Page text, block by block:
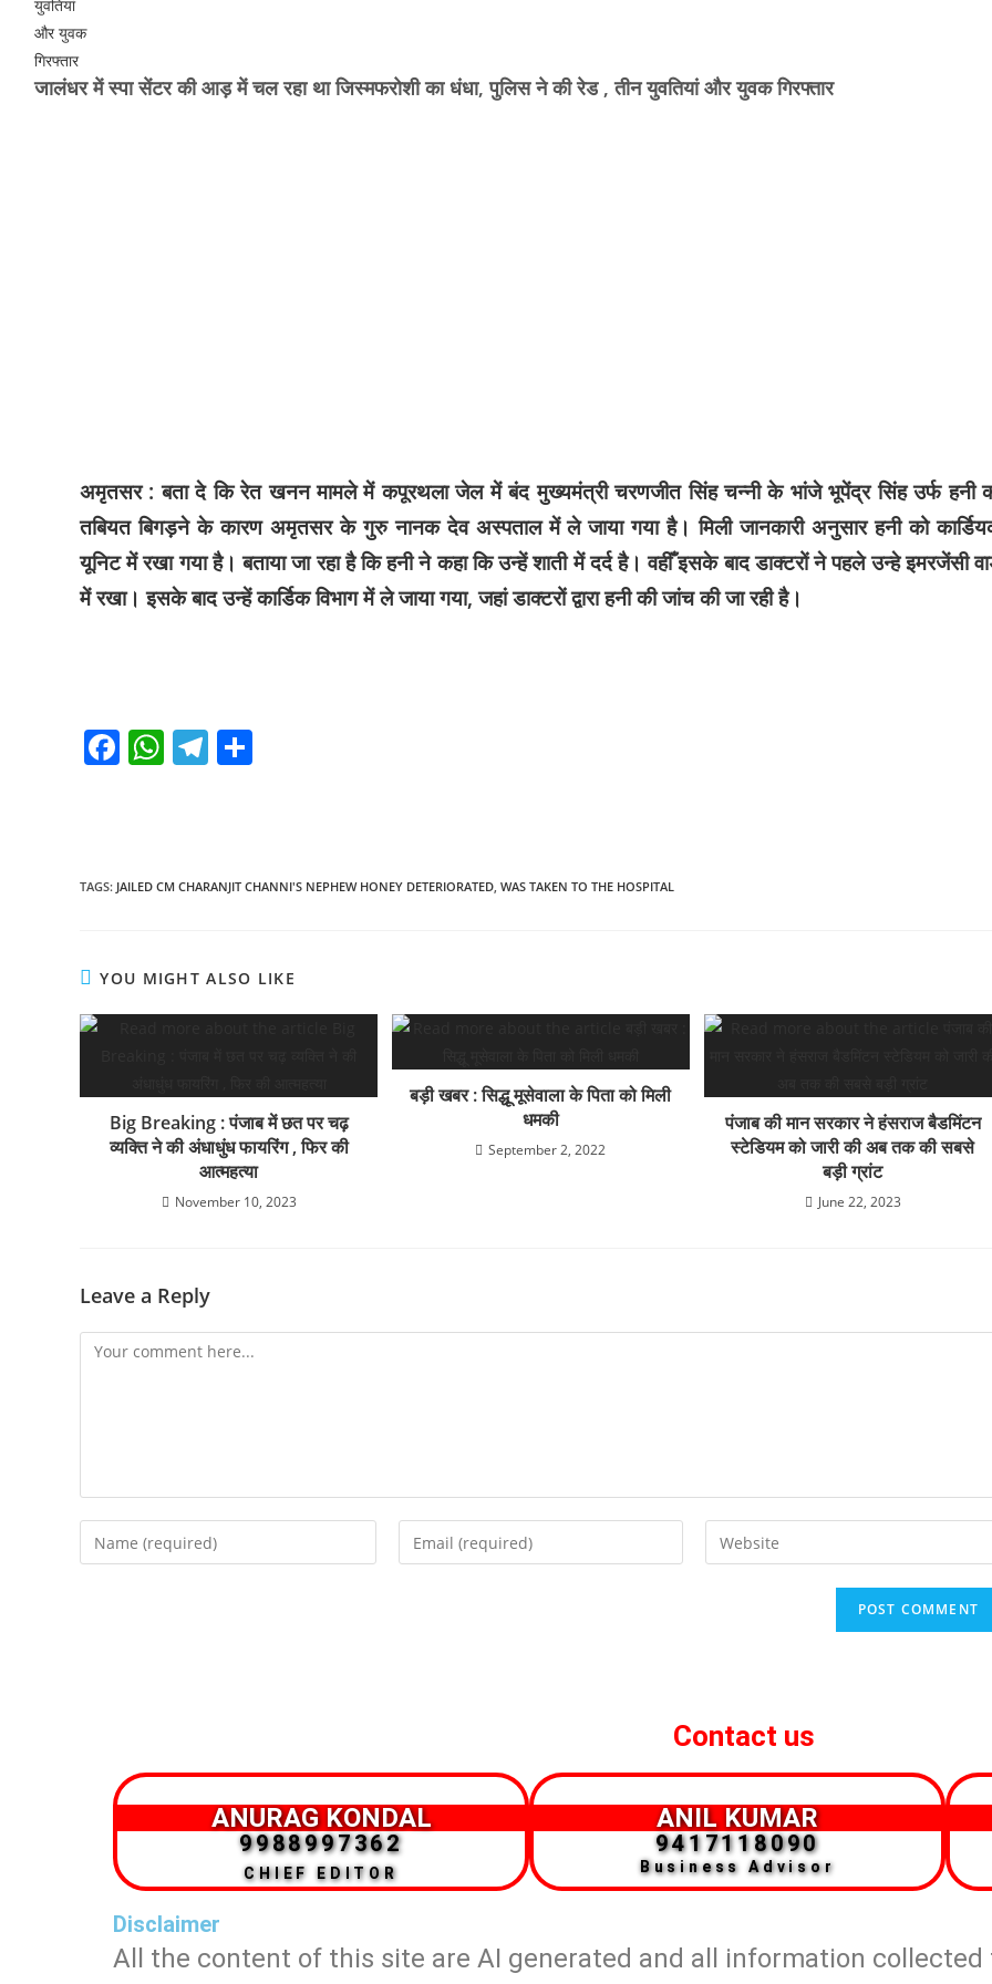
जालंधर में स्पा सेंटर की आड़ में चल रहा था जिस्मफरोशी का धंधा, पुलिस ने की रेड , तीन युवतियां और युवक गिरफ्तार
अमृतसर : बता दे कि रेत खनन मामले में कपूरथला जेल में बंद मुख्यमंत्री चरणजीत सिंह चन्नी के भांजे भूपेंद्र सिंह उर्फ हनी
तबियत बिगड़ने के कारण अमृतसर के गुरु नानक देव अस्पताल में ले जाया गया है। मिली जानकारी अनुसार हनी को
यूनिट में रखा गया है। बताया जा रहा है कि हनी ने कहा कि उन्हें शाती में दर्द है। वहीँ इसके बाद डाक्टरों ने पहले उन्हे इमरजेंसी
में रखा। इसके बाद उन्हें कार्डिक विभाग में ले जाया गया, जहां डाक्टरों द्वारा हनी की जांच की जा रही है।
F
b
k
W
A
T
a
TAGS: JAILED CM CHARANJIT CHANNI'S NEPHEW HONEY DETERIORATED, WAS TAKEN TO THE HOSPITAL
YOU MIGHT ALSO LIKE
Big Breaking : पंजाब में छत पर चढ़
व्यक्ति ने की अंधाधुंध फायरिंग , फिर की
आत्महत्या
November 10, 2023
बड़ी खबर : सिद्धू मूसेवाला के पिता को मिली
धमकी
September 2, 2022
पंजाब की मान सरकार ने हंसराज बैडमिंटन
स्टेडियम को जारी की अब तक की सबसे
बड़ी ग्रांट
June 22, 2023
Leave a Reply
Contact us
ANURAG KONDAL
9988997362
CHIEF EDITOR
ANIL KUMAR
9417118090
Business Advisor
Disclaimer
All the content of this site are AI generated and all information collected